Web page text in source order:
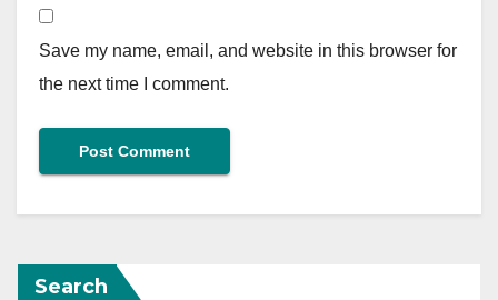
Save my name, email, and website in this browser for
the next time I comment.
Search